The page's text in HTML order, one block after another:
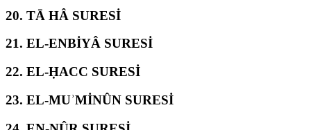
20. TĀ HÂ SURESİ
21. EL-ENBİYÂ SURESİ
22. EL-ḤACC SURESİ
23. EL-MUʾMİNÛN SURESİ